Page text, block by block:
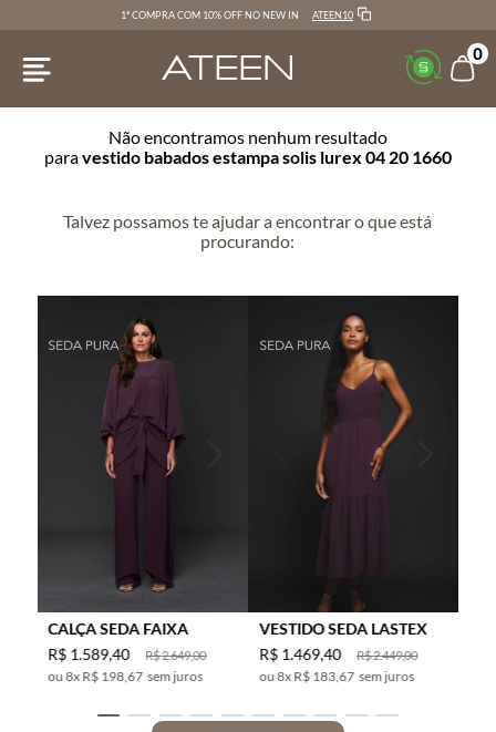
1ª COMPRA COM 10% OFF NO NEW IN ATEEN10
0
Não encontramos nenhum resultado
paravestido babados estampa solis lurex 04 20 1660
Talvez possamos te ajudar a encontrar o que está
procurando:
CALÇA SEDA FAIXA
R$2.649,00
R$ 1.589,40
8x R$ 198,67 sem juros
VESTIDO SEDA LASTEX
R$2.449,00
R$ 1.469,40
8x R$ 183,67 sem juros